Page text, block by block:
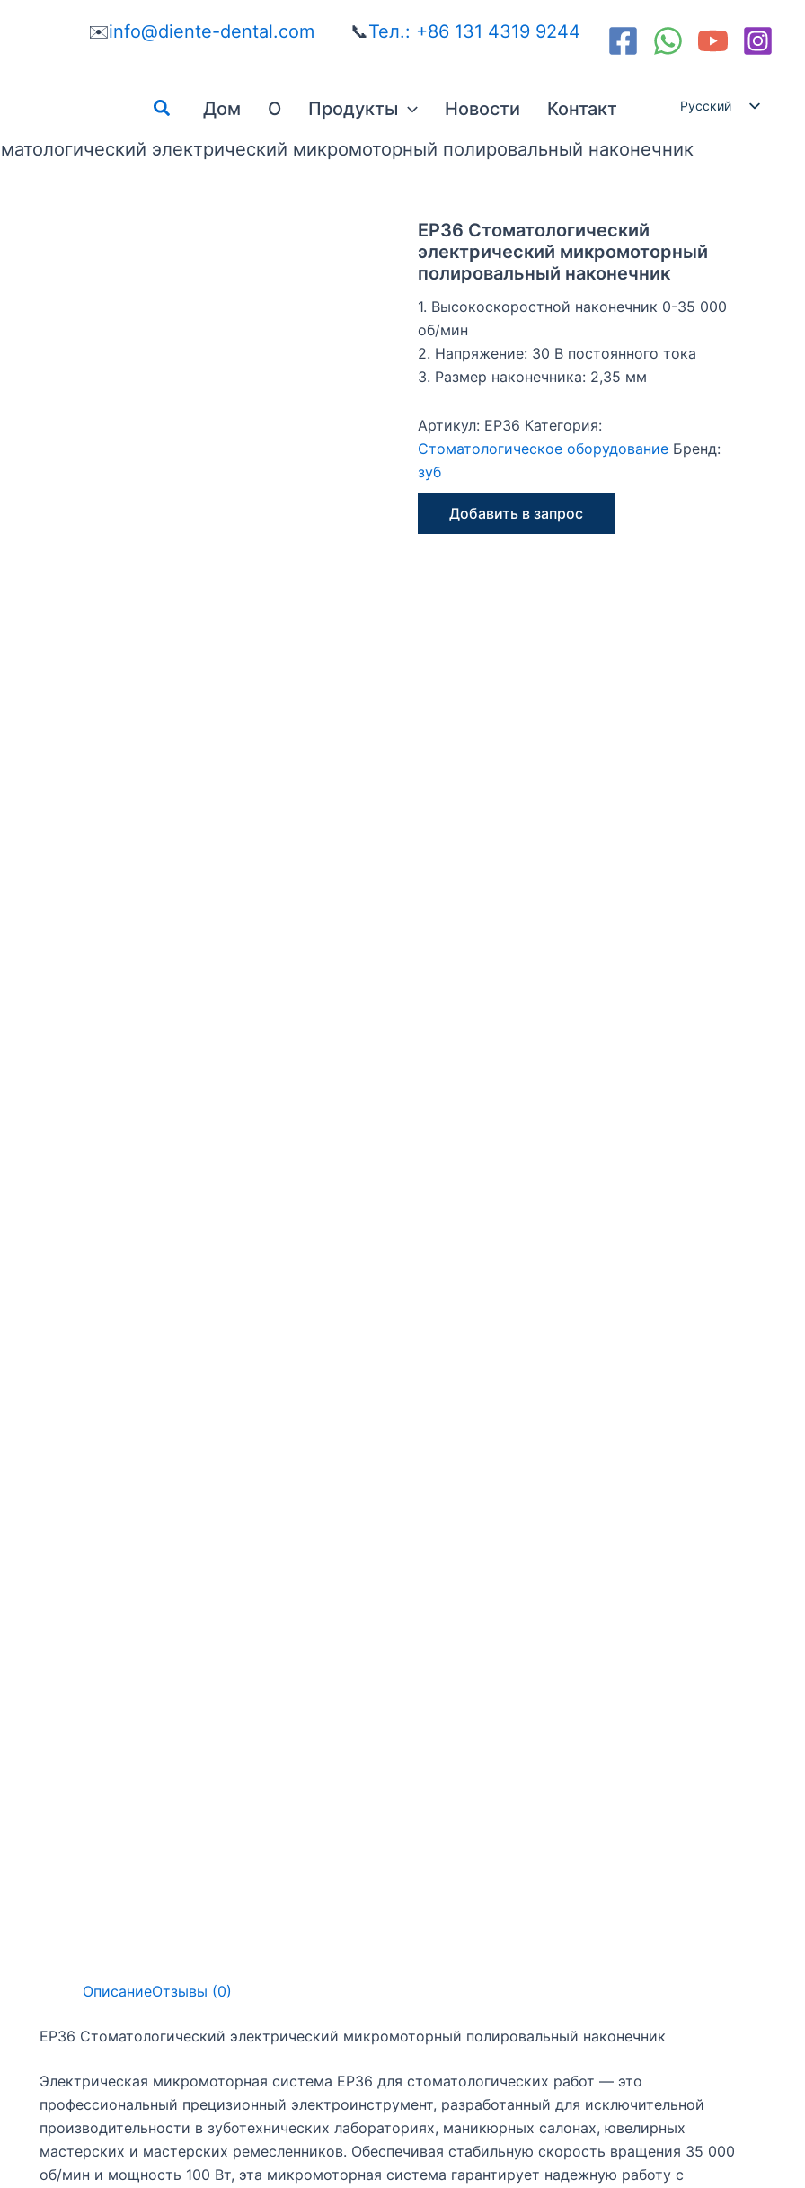
✉️info@diente-dental.com 📞Тел.: +86 131 4319 9244
ПоискДом О Продукты Новости Контакт
Русский
электрический микромоторный полировальный наконечник
EP36 Стоматологический
электрический микромоторный
полировальный наконечник
1. Высокоскоростной наконечник 0-35 000
об/мин
2. Напряжение: 30 В постоянного тока
3. Размер наконечника: 2,35 мм
Артикул: EP36 Категория:
Стоматологическое оборудование Бренд:
зуб
Добавить в запрос
ОписаниеОтзывы (0)
EP36 Стоматологический электрический микромоторный полировальный наконечник
Электрическая микромоторная система EP36 для стоматологических работ — это
профессиональный прецизионный электроинструмент, разработанный для исключительной
производительности в зуботехнических лабораториях, маникюрных салонах, ювелирных
мастерских и мастерских ремесленников. Обеспечивая стабильную скорость вращения 35 000
об/мин и мощность 100 Вт, эта микромоторная система гарантирует надежную работу с